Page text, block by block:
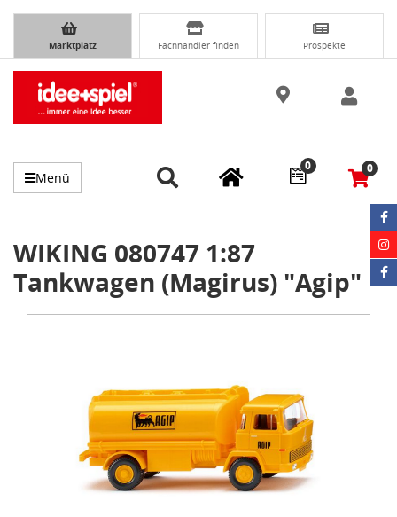
Marktplatz Fachhändler finden Prospekte
Menü
0 0
WIKING 080747 1:87
Tankwagen (Magirus) "Agip"